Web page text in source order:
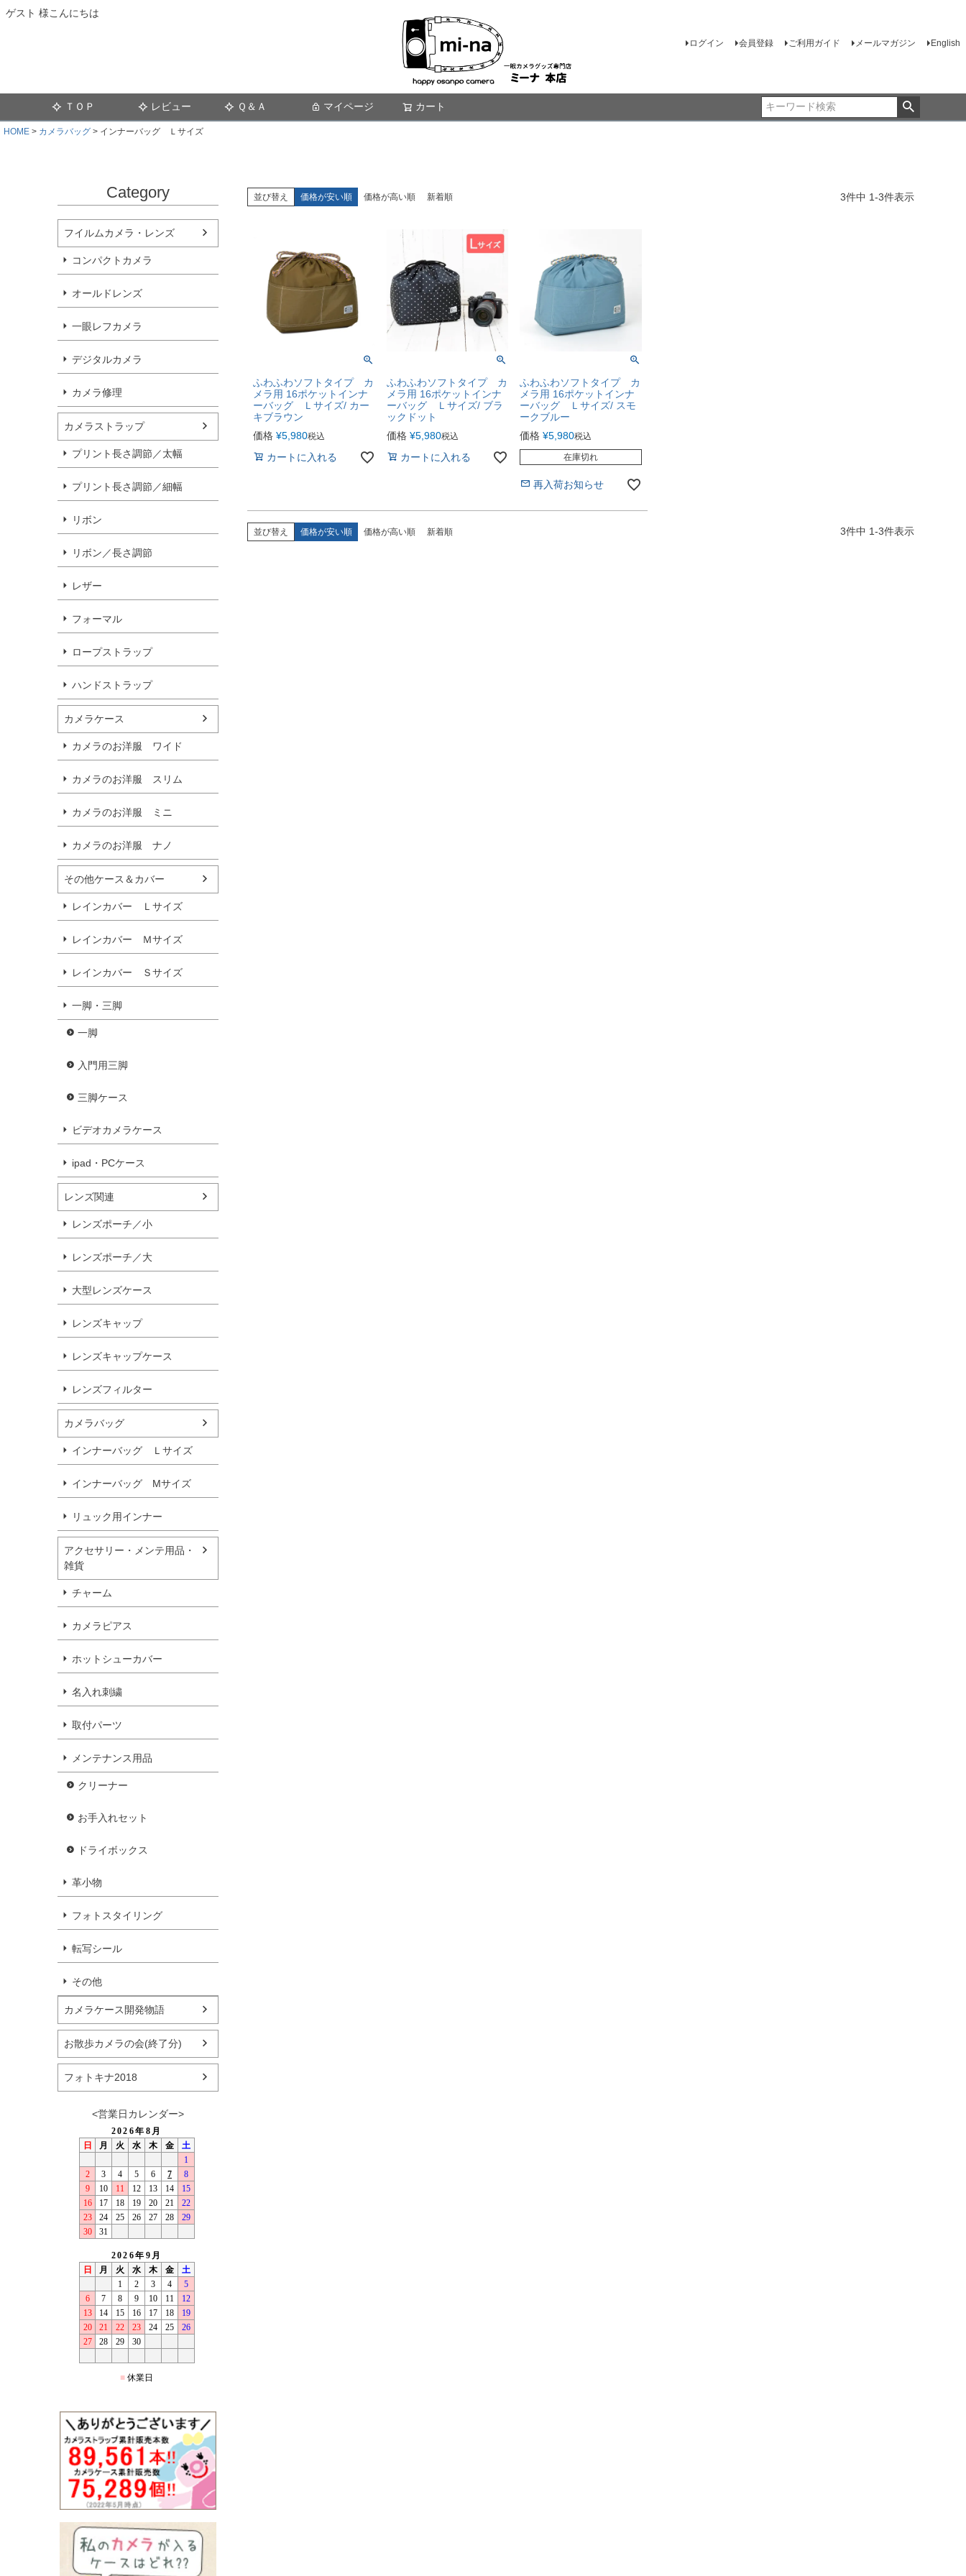
ゲスト 様こんにちは
ログイン 会員登録 ご利用ガイド メールマガジン English
ＴＯＰ レビュー Ｑ＆Ａ マイページ カート
HOME カメラバッグ インナーバッグ Ｌサイズ
Category
フイルムカメラ・レンズ
コンパクトカメラ
オールドレンズ
一眼レフカメラ
デジタルカメラ
カメラ修理
カメラストラップ
プリント長さ調節／太幅
プリント長さ調節／細幅
リボン
リボン／長さ調節
レザー
フォーマル
ロープストラップ
ハンドストラップ
カメラケース
カメラのお洋服 ワイド
カメラのお洋服 スリム
カメラのお洋服 ミニ
カメラのお洋服 ナノ
その他ケース＆カバー
レインカバー Ｌサイズ
レインカバー Ｍサイズ
レインカバー Ｓサイズ
一脚・三脚
一脚
入門用三脚
三脚ケース
ビデオカメラケース
ipad・PCケース
レンズ関連
レンズポーチ／小
レンズポーチ／大
大型レンズケース
レンズキャップ
レンズキャップケース
レンズフィルター
カメラバッグ
インナーバッグ Ｌサイズ
インナーバッグ Мサイズ
リュック用インナー
アクセサリー・メンテ用品・
雑貨
チャーム
カメラピアス
ホットシューカバー
名入れ刺繍
取付パーツ
メンテナンス用品
クリーナー
お手入れセット
ドライボックス
革小物
フォトスタイリング
転写シール
その他
カメラケース開発物語
お散歩カメラの会(終了分)
フォトキナ2018
<営業日カレンダー>
並び替え 価格が安い順 価格が高い順 新着順 3件中 1-3件表示
ふわふわソフトタイプ カ
メラ用 16ポケットインナ
ーバッグ Ｌサイズ/ カー
キブラウン
価格 ¥5,980税込
カートに入れる
ふわふわソフトタイプ カ
メラ用 16ポケットインナ
ーバッグ Ｌサイズ/ ブラ
ックドット
価格 ¥5,980税込
カートに入れる
ふわふわソフトタイプ カ
メラ用 16ポケットインナ
ーバッグ Ｌサイズ/ スモ
ークブルー
価格 ¥5,980税込
在庫切れ
再入荷お知らせ
並び替え 価格が安い順 価格が高い順 新着順 3件中 1-3件表示